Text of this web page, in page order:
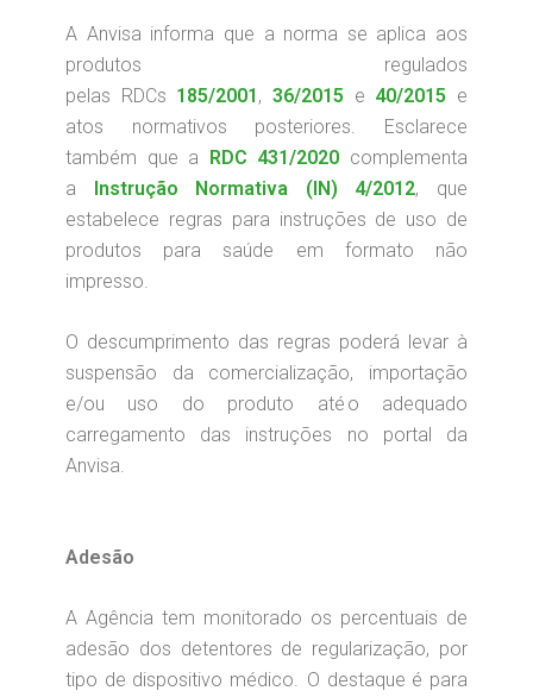
A Anvisa informa que a norma se aplica aos
produtos regulados
pelas RDCs 185/2001 ,36/2015 e 40/2015 e
atos normativos posteriores. Esclarece
também que a RDC 431/2020 complementa
a Instrução Normativa (IN) 4/2012, que
estabelece regras para instruções de uso de
produtos para saúde em formato não
impresso.
O descumprimento das regras poderá levar à
suspensão da comercialização, importação
e/ou uso do produto até o adequado
carregamento das instruções no portal da
Anvisa.
Adesão
A Agência tem monitorado os percentuais de
adesão dos detentores de regularização, por
tipo de dispositivo médico. O destaque é para